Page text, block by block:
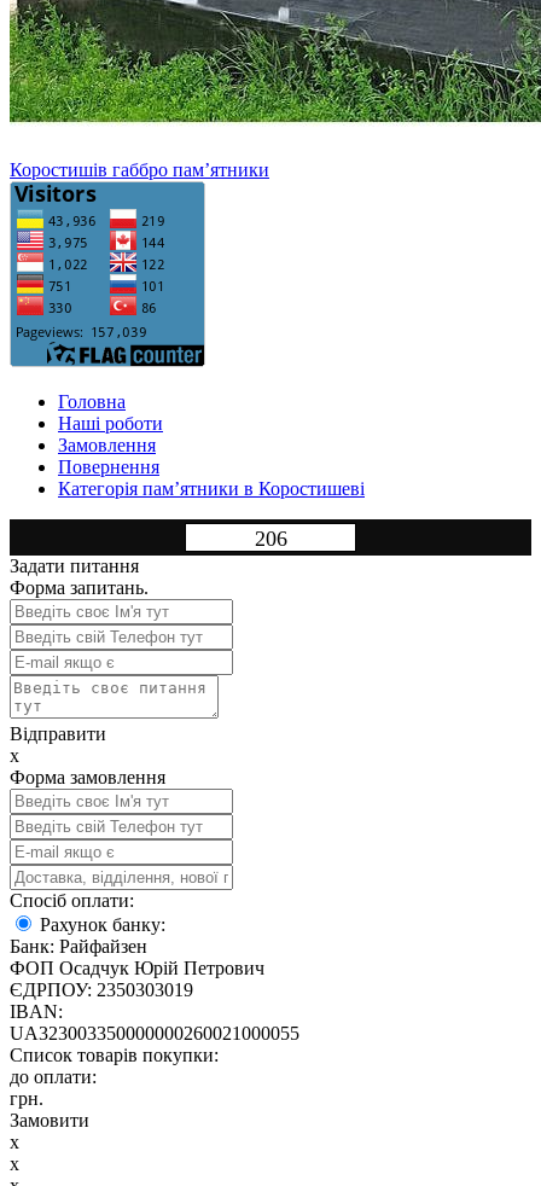
Коростишів габбро пам’ятники
Головна
Нашi роботи
Замовлення
Повернення
Категорія пам’ятники в Коростишеві
206
Задати питання
Форма запитань.
Відправити
x
Форма замовлення
Спосіб оплати:
Рахунок банку:
Банк: Райфайзен
ФОП Осадчук Юрій Петрович
ЄДРПОУ: 2350303019
IBAN:
UA323003350000000260021000055
Список товарів покупки:
до оплати:
грн.
Замовити
x
x